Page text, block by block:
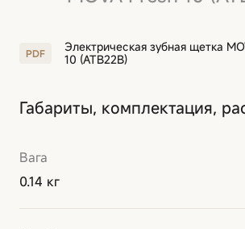
Электрическая зубная щетка
10 (ATB22B)
Габариты, комплектация,
Вага
0.14 кг